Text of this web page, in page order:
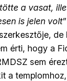
a vasat,
is jelen volt
de
érti, hogy a
sem
a